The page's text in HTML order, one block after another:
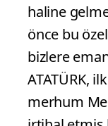
haline
önce bu
bizlere
ATATÜRK,
merhum